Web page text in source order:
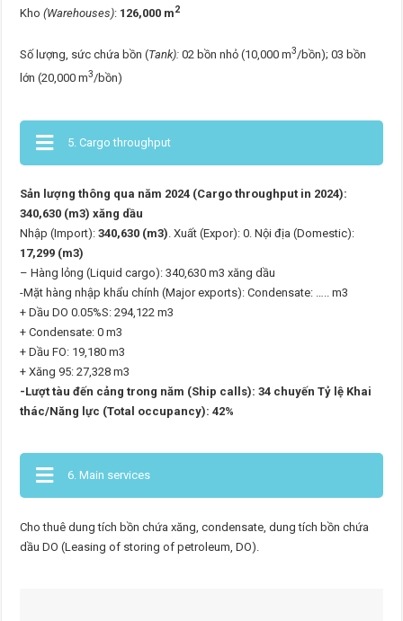
Kho(Warehouses): 126,000 m2
Số lượng, sức chứa bồn (Tank): 02 bồn nhỏ (10,000 m3/bồn); 03 bồn
lớn (20,000 m3/bồn)
5. Cargo throughput
Sản lượng thông qua năm 2024 (Cargo throughput in 2024):
340,630 (m3) xăng dầu
Nhập (Import):340,630 (m3). Xuất (Expor): 0. Nội địa (Domestic):
17,299 (m3)
– Hàng lỏng (Liquid cargo): 340,630 m3 xăng dầu
-Mặt hàng nhập khẩu chính (Major exports): Condensate: ….. m3
+ Dầu DO 0.05%S: 294,122 m3
+ Condensate: 0 m3
+ Dầu FO: 19,180 m3
+ Xăng 95: 27,328 m3
-Lượt tàu đến cảng trong năm (Ship calls): 34 chuyến Tỷ lệ Khai
thác/Năng lực (Total occupancy): 42%
6. Main services
Cho thuê dung tích bồn chứa xăng, condensate, dung tích bồn chứa
dầu DO (Leasing of storing of petroleum, DO).